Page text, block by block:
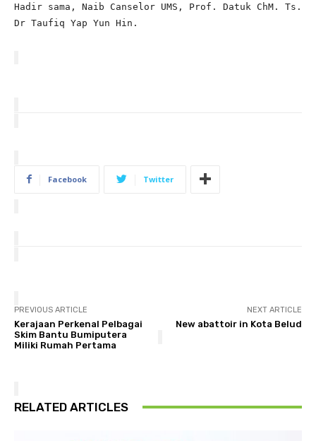
Hadir sama, Naib Canselor UMS, Prof. Datuk ChM. Ts.
Dr Taufiq Yap Yun Hin.
Facebook Twitter
PREVIOUS ARTICLE
Kerajaan Perkenal Pelbagai
Skim Bantu Bumiputera
Miliki Rumah Pertama
NEXT ARTICLE
New abattoir in Kota Belud
RELATED ARTICLES